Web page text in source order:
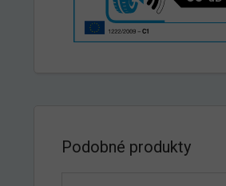
Podobné produkty